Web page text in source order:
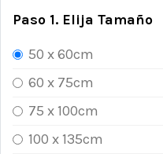
Paso 1. Elija Tamaño
50 x 60cm
60 x 75cm
75 x 100cm
100 x 135cm